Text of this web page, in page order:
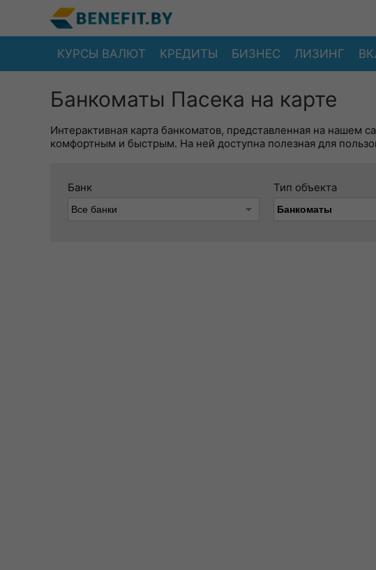
КУРСЫ ВАЛЮТ КРЕДИТЫ БИЗНЕС ЛИЗИНГ
Банкоматы Пасека на карте
Интерактивная карта банкоматов, представленная на нашем
комфортным и быстрым. На ней доступна полезная для
Банк Тип объекта